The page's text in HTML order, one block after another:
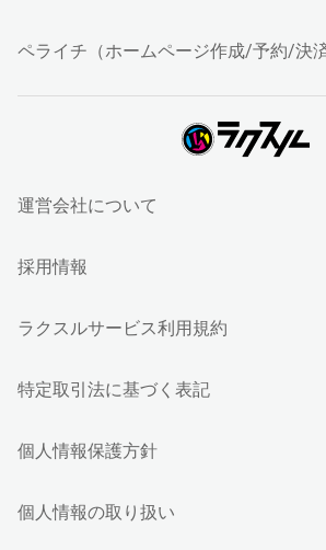
ペライチ（ホームページ作成/予約/決済
運営会社について
採用情報
ラクスルサービス利用規約
特定取引法に基づく表記
個人情報保護方針
個人情報の取り扱い